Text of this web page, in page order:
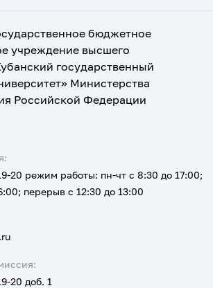
бюджетное
учреждение высшего
государственный
Министерства
Российской Федерации
20 доб. 1
20 режим работы: пн-чт с 8:30 до 17:00;
перерыв с 12:30 до 13:00